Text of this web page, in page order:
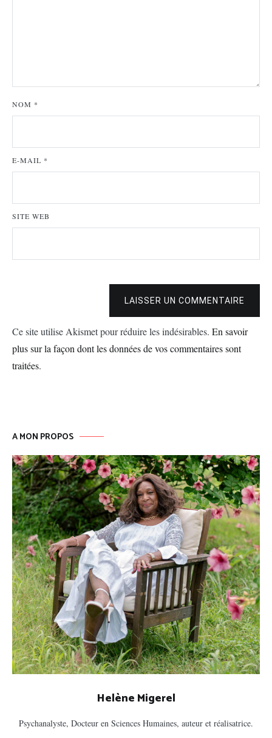
NOM *
E-MAIL *
SITE WEB
LAISSER UN COMMENTAIRE
Ce site utilise Akismet pour réduire les indésirables. En savoir
plus sur la façon dont les données de vos commentaires sont
traitées.
A MON PROPOS
Helène Migerel
Psychanalyste, Docteur en Sciences Humaines, auteur et réalisatrice.